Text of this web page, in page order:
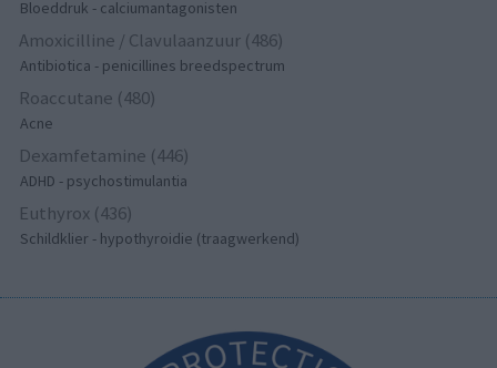
Bloeddruk - calciumantagonisten
Amoxicilline / Clavulaanzuur (486)
Antibiotica - penicillines breedspectrum
Roaccutane (480)
Acne
Dexamfetamine (446)
ADHD - psychostimulantia
Euthyrox (436)
Schildklier - hypothyroidie (traagwerkend)